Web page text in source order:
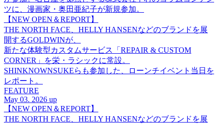
ツに、漫画家・奥田亜紀子が新規参加。
【NEW OPEN＆REPORT】
THE NORTH FACE、HELLY HANSENなどのブランドを展
開するGOLDWINが、
新たな体験型カスタムサービス「REPAIR & CUSTOM
CORNER」を栄・ラシックに常設。
SHINKNOWNSUKEらも参加した、ローンチイベント当日を
レポート。
FEATURE
May 03. 2026 up
【NEW OPEN＆REPORT】
THE NORTH FACE、HELLY HANSENなどのブランドを展